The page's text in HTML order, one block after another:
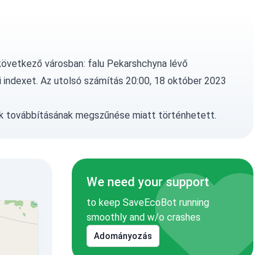
városban: falu Pekarshchyna lévő
Az utolsó számítás 20:00, 18 október 2023
továbbításának megszűnése miatt történhetett.
We need your support
to keep SaveEcoBot running
smoothly and w/o crashes
Adományozás